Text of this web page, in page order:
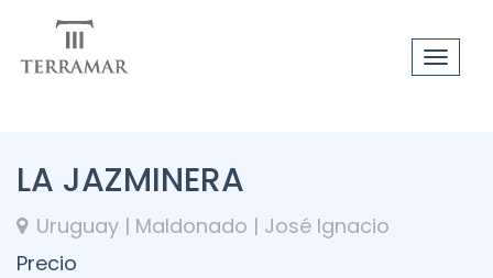
Toggle
LA JAZMINERA
Uruguay | Maldonado | José Ignacio
Precio